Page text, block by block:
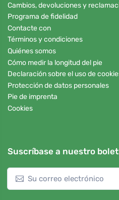
Cambios, devoluciones y
Programa de fidelidad
Contacte con
Términos y condiciones
Quiénes somos
Cómo medir la longitud del pie
Declaración sobre el uso de
Protección de datos personales
Pie de imprenta
Cookies
Suscríbase a nuestro